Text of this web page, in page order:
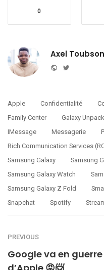
0
Axel Toubson
Website
Apple Confidentialité
Family Center
Galaxy
IMessage
Messagerie
Rich Communication Services
Samsung Galaxy
Samsung
Samsung Galaxy Watch
Samsung Galaxy Z Fold
Snapchat
Spotify
PREVIOUS
Google va en